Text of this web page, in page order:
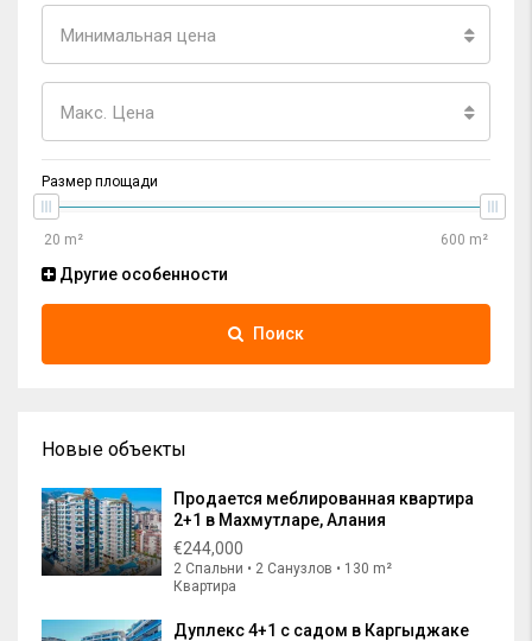
Минимальная цена
Макс. Цена
Размер площади
Другие особенности
Поиск
Новые объекты
Продается меблированная квартира
2+1 в Махмутларе, Алания
€244,000
2 Спальни • 2 Санузлов • 130 m²
Квартира
Дуплекс 4+1 с садом в Каргыджаке